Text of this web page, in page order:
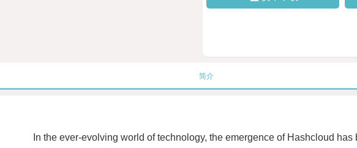
简介
In the ever-evolving world of technology, the emergence of Hashcloud